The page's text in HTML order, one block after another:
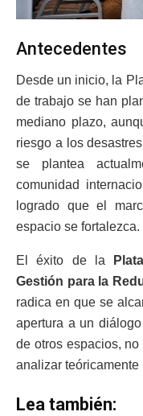
Antecedentes
Desde un inicio, la
de trabajo se han
mediano plazo,
riesgo a los
se plantea
comunidad
logrado que el
espacio se fortalezca.
El éxito de la
Gestión para la
radica en que se
apertura a un
de otros espacios,
analizar
Lea también: